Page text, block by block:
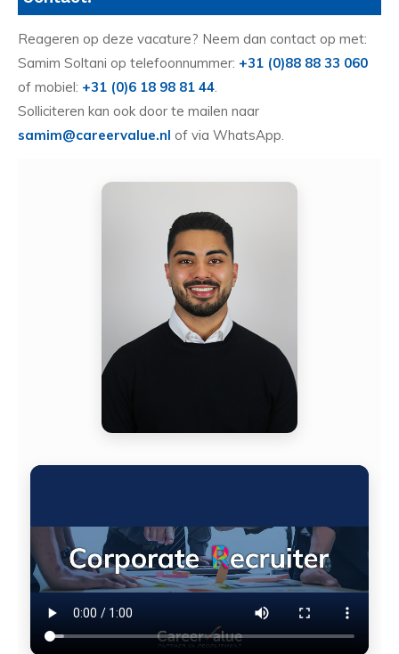
Reageren op deze vacature? Neem dan contact op met:
Samim Soltani op telefoonnummer: +31 (0)88 88 33 060
of mobiel: +31 (0)6 18 98 81 44.
Solliciteren kan ook door te mailen naar
samim@careervalue.nl of via WhatsApp.